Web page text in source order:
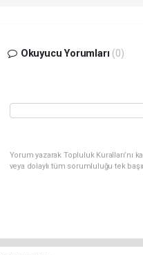
Okuyucu Yorumları (0)
Yorum yazarak Topluluk
veya dolaylı tüm sorumluluğu tek